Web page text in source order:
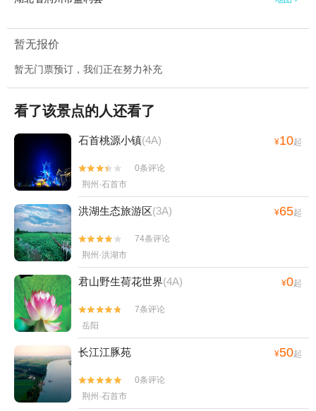
暂无报价
暂无门票预订，我们正在努力补充
看了该景点的人还看了
石首桃源小镇(4A) ¥10起


0条评论
荆州·石首市
洪湖生态旅游区(3A) ¥65起


74条评论
荆州·洪湖市
君山野生荷花世界(4A) ¥0起


7条评论
岳阳
长江江豚苑 ¥50起


0条评论
荆州·石首市